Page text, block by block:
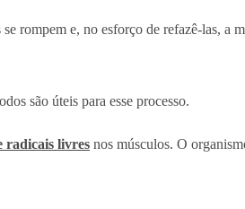
e, no esforço de refazê-las, a
são úteis para esse processo.
radicais livres nos músculos. O